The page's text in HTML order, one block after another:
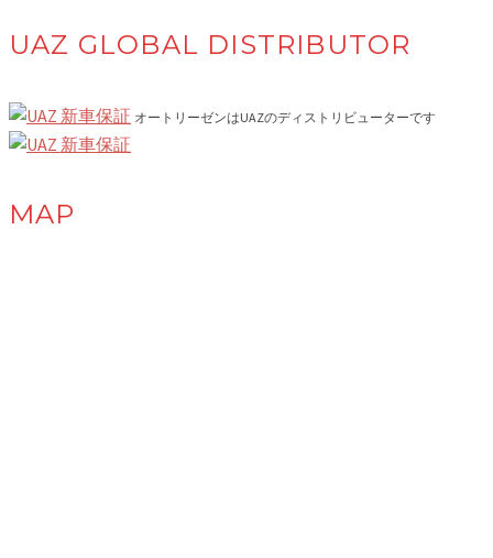
UAZ GLOBAL DISTRIBUTOR
オートリーゼンはUAZのディストリビューターです
MAP